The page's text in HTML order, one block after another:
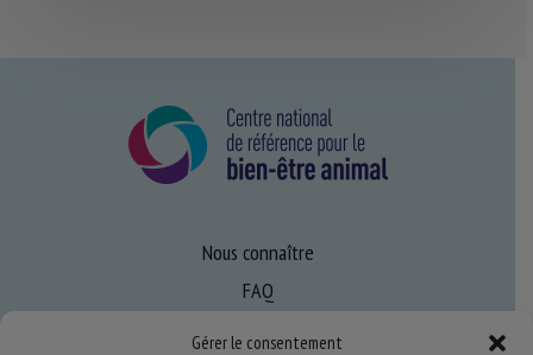
Gérer le consentement
Nous connaître
FAQ